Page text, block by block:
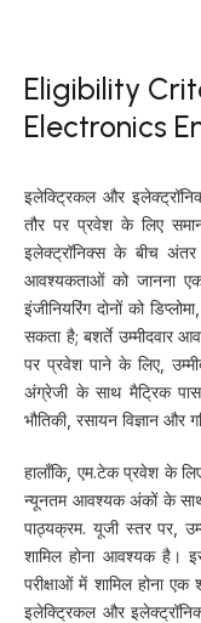
Eligibility
Electronics
इलेक्ट्रिकल और
तौर पर प्रवेश के लिए
इलेक्ट्रॉनिक्स के बीच
आवश्यकताओं को जानना
इंजीनियरिंग दोनों को
सकता है; बशर्ते उम्मीदवार
पर प्रवेश पाने के लिए,
अंग्रेजी के साथ मैट्रिक पास
भौतिकी, रसायन विज्ञान और
हालाँकि, एम.टेक प्रवेश के
न्यूनतम आवश्यक अंकों के साथ
पाठ्यक्रम. यूजी स्तर पर,
शामिल होना आवश्यक है।
परीक्षाओं में शामिल होना
इलेक्ट्रिकल और